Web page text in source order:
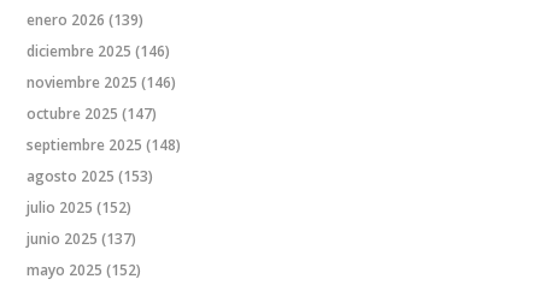
enero 2026 (139)
diciembre 2025 (146)
noviembre 2025 (146)
octubre 2025 (147)
septiembre 2025 (148)
agosto 2025 (153)
julio 2025 (152)
junio 2025 (137)
mayo 2025 (152)